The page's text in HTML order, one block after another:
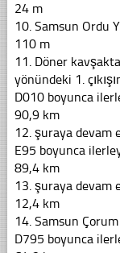
24 m
10. Samsun Ordu
110 m
11. Döner
yönündeki 1.
D010 boyunca
90,9 km
12. şuraya devam
E95 boyunca
89,4 km
13. şuraya devam
12,4 km
14. Samsun
D795 boyunca